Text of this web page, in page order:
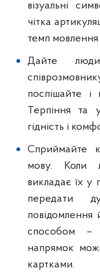
візуальні
чітка
темп мовлення
Дайте
поспішайте
Терпіння та
гідність і
Сприймайте
мову. Коли
викладає їх у
передати
повідомлення
способом –
напрямок
картками.